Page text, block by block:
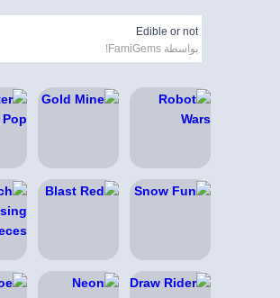
Edible or not
بواسطة FamiGems!